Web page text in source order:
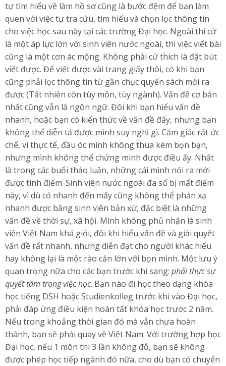
tự tìm hiểu về làm hồ sơ cũng là bước đệm để bạn làm
quen với việc tự tra cứu, tìm hiểu và chọn lọc thông tin
cho việc học sau này tại các trường Đại học. Ngoài thi cử
là một áp lực lớn với sinh viên nước ngoài, thì việc viết bài
cũng là một cơn ác mộng. Không phải cứ thích là đặt bút
viết được. Để viết được vài trang giấy thôi, có khi bạn
cũng phải lọc thông tin từ gần chục quyển sách mới ra
được (Tất nhiên còn tùy môn, tùy ngành). Vấn đề cơ bản
nhất cũng vẫn là ngôn ngữ. Đôi khi bạn hiểu vấn đề
nhanh, hoặc bạn có kiến thức về vấn đề đấy, nhưng bạn
không thể diễn tả được mình suy nghĩ gì. Cảm giác rất ức
chế, vì thực tế, đầu óc mình không thua kém bọn bạn,
nhưng mình không thể chứng minh được điều ấy. Nhất
là trong các buổi thảo luận, những cái mình nói ra mới
được tính điểm. Sinh viên nước ngoài đa số bị mất điểm
này, vì dù có nhanh đến mấy cũng không thể phản xạ
nhanh được bằng sinh viên bản xứ, đặc biệt là những
vấn đề về thời sự, xã hội. Mình không phủ nhận là sinh
viên Việt Nam khá giỏi, đôi khi hiểu vấn đề và giải quyết
vấn đề rất nhanh, nhưng diễn đạt cho người khác hiểu
hay không lại là một rào cản lớn với bọn mình. Một lưu ý
quan trọng nữa cho các bạn trước khi sang: phải thực sự
quyết tâm trong việc học. Bạn nào đi học theo dạng khóa
học tiếng DSH hoặc Studienkolleg trước khi vào Đại học,
phải đáp ứng điều kiện hoàn tất khóa học trước 2 năm.
Nếu trong khoảng thời gian đó mà vẫn chưa hoàn
thành, bạn sẽ phải quay về Việt Nam. Với trường hợp học
Đại học, nếu 1 môn thi 3 lần không đỗ, bạn sẽ không
được phép học tiếp ngành đó nữa, cho dù bạn có chuyển